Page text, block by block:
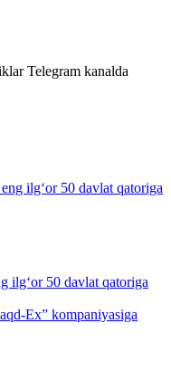
Telegram kanalda
ilg‘or 50 davlat qatoriga